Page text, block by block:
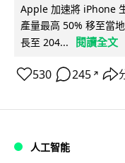
Apple 加速將 iPhone
產量最高 50% 移至當
長至 204...
閱讀全文
530 245 ↗
人工智能